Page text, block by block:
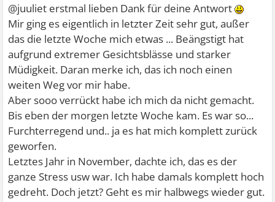
@juuliet erstmal lieben Dank für deine Antwort
Mir ging es eigentlich in letzter Zeit sehr gut, außer
das die letzte Woche mich etwas ... Beängstigt hat
aufgrund extremer Gesichtsblässe und starker
Müdigkeit. Daran merke ich, das ich noch einen
weiten Weg vor mir habe.
Aber sooo verrückt habe ich mich da nicht gemacht.
Bis eben der morgen letzte Woche kam. Es war so...
Furchterregend und.. ja es hat mich komplett zurück
geworfen.
Letztes Jahr in November, dachte ich, das es der
ganze Stress usw war. Ich habe damals komplett hoch
gedreht. Doch jetzt? Geht es mir halbwegs wieder gut.